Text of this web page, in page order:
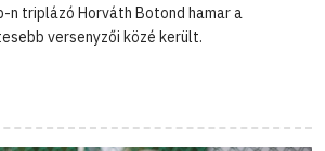
n triplázó Horváth Botond hamar a
versenyzői közé került.